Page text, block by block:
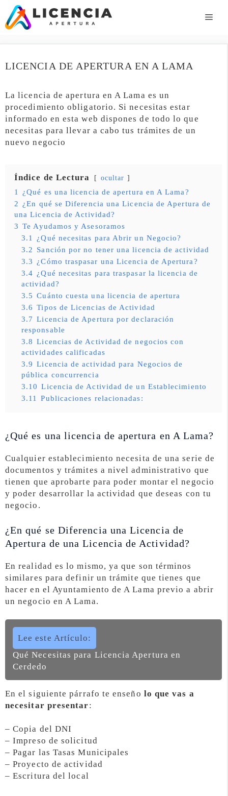
Saltar
contenido
LICENCIA DE APERTURA EN A LAMA
La licencia de apertura en A Lama es un
procedimiento obligatorio. Si necesitas estar
informado en esta web dispones de todo lo que
necesitas para llevar a cabo tus trámites de un
nuevo negocio
Índice de Lectura ocultar
1
¿Qué es una licencia de apertura en A Lama?
2 ¿En qué se Diferencia una Licencia de Apertura de
una Licencia de Actividad?
3 Te Ayudamos y Asesoramos
3.1
¿Qué necesitas para Abrir un Negocio?
3.2 Sanción por no tener una licencia de actividad
3.3 ¿Cómo traspasar una Licencia de Apertura?
3.4 ¿Qué necesitas para traspasar la licencia de
actividad?
3.5 Cuánto cuesta una licencia de apertura
3.6 Tipos de Licencias de Actividad
3.7 Licencia de Apertura por declaración
responsable
3.8 Licencias de Actividad de negocios con
actividades calificadas
3.9 Licencia de actividad para Negocios de
pública concurrencia
3.10 Licencia de Actividad de un Establecimiento
3.11
Publicaciones relacionadas:
¿Qué es una licencia de apertura en A Lama?
Cualquier establecimiento necesita de una serie de
documentos y trámites a nivel administrativo que
tienen que aprobarte para poder montar el negocio
y poder desarrollar la actividad que deseas con tu
negocio.
¿En qué se Diferencia una Licencia de
Apertura de una Licencia de Actividad?
En realidad es lo mismo, ya que son términos
similares para definir un trámite que tienes que
hacer en el Ayuntamiento de A Lama previo a abrir
un negocio en A Lama.
Lee este Artículo:
Qué Necesitas para Licencia Apertura en
Cerdedo
En el siguiente párrafo te enseño lo que vas a
necesitar presentar:
– Copia del DNI
– Impreso de solicitud
– Pagar las Tasas Municipales
– Proyecto de actividad
– Escritura del local